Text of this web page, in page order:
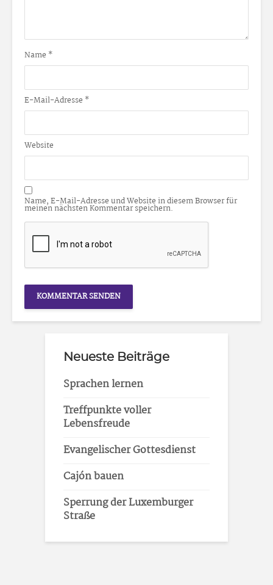
Name *
E-Mail-Adresse *
Website
Name, E-Mail-Adresse und Website in diesem Browser für
meinen nächsten Kommentar speichern.
Neueste Beiträge
Sprachen lernen
Treffpunkte voller
Lebensfreude
Evangelischer Gottesdienst
Cajón bauen
Sperrung der Luxemburger
Straße